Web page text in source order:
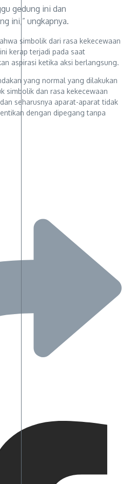
gedung ini dan
ini,” ungkapnya.
simbolik dari rasa kekecewaan
kerap terjadi pada saat
aspirasi ketika aksi berlangsung.
yang normal yang dilakukan
simbolik dan rasa kekecewaan
seharusnya aparat-aparat tidak
dengan dipegang tanpa